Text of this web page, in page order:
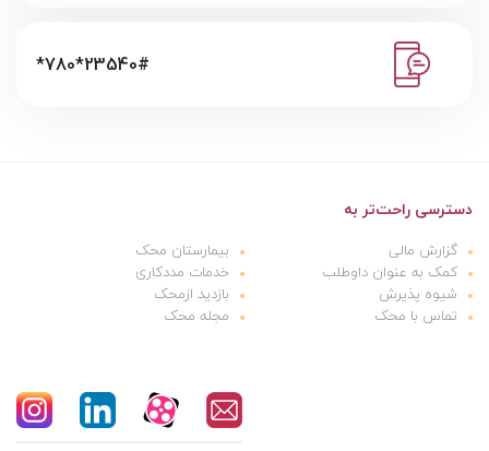
*780*23540#
دسترسی راحت‌تر به
گزارش مالی
بیمارستان محک
کمک به عنوان داوطلب
خدمات مددکاری
شیوه پذیرش
بازدید ازمحک
تماس با محک
مجله محک